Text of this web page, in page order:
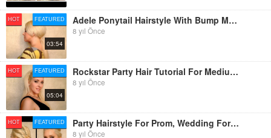
HOT FEATURED
03:54
Adele Ponytail Hairstyle With Bump Medium Long Hair Tutorial Coiffure Facile A Faire Cheveux Mi Long
8 yıl Önce
HOT FEATURED
05:04
Rockstar Party Hair Tutorial For Medium Long Hair Coiffure Facile A Faire Soi Meme Cheveux Mi Long
8 yıl Önce
HOT FEATURED Party Hairstyle For Prom, Wedding For Medium Long Hair Coiffure Facile A Faire Cheveux Mi Long
8 yıl Önce